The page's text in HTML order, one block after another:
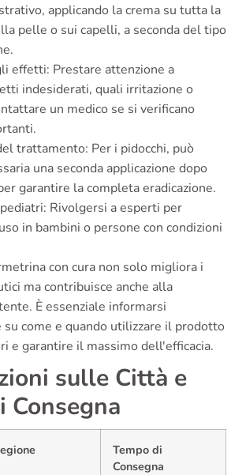
applicando la crema su tutta la
pelle o sui capelli, a seconda del tipo
effetti: Prestare attenzione a
indesiderati, quali irritazione o
un medico se si verificano
trattamento: Per i pidocchi, può
una seconda applicazione dopo
garantire la completa eradicazione.
Rivolgersi a esperti per
in bambini o persone con condizioni
con cura non solo migliora i
ma contribuisce anche alla
È essenziale informarsi
su come e quando utilizzare il prodotto
e garantire il massimo dell'efficacia.
sulle Città e
Consegna
Tempo di
Consegna